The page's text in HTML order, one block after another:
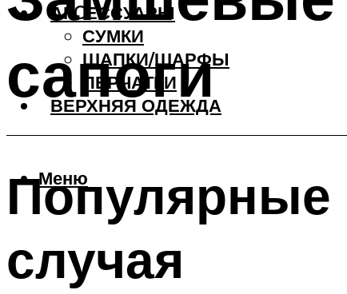
АКCЕССУАРЫ
СУМКИ
ШАПКИ/ШАРФЫ
ПЕРЧАТКИ
ВЕРХНЯЯ ОДЕЖДА
Меню
сапоги
Популярные
случая